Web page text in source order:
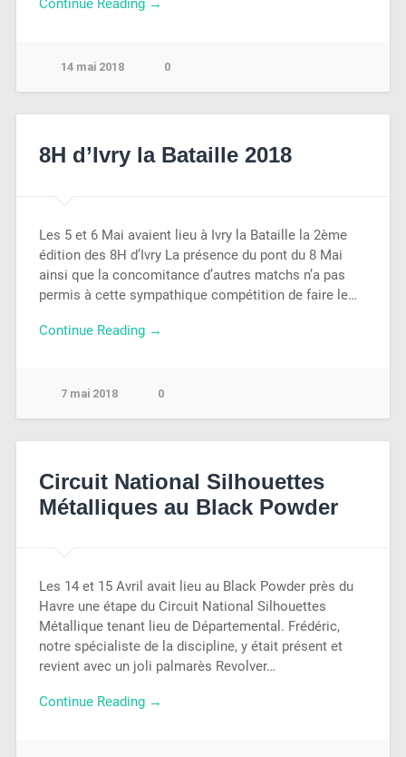
Continue Reading →
14 mai 2018 0
8H d’Ivry la Bataille 2018
Les 5 et 6 Mai avaient lieu à Ivry la Bataille la 2ème
édition des 8H d’Ivry La présence du pont du 8 Mai
ainsi que la concomitance d’autres matchs n’a pas
permis à cette sympathique compétition de faire le…
Continue Reading →
7 mai 2018 0
Circuit National Silhouettes
Métalliques au Black Powder
Les 14 et 15 Avril avait lieu au Black Powder près du
Havre une étape du Circuit National Silhouettes
Métallique tenant lieu de Départemental. Frédéric,
notre spécialiste de la discipline, y était présent et
revient avec un joli palmarès Revolver…
Continue Reading →